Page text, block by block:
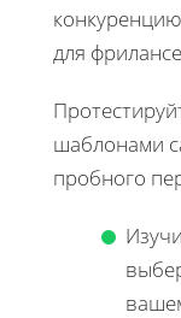
для
шаблонами
пробного